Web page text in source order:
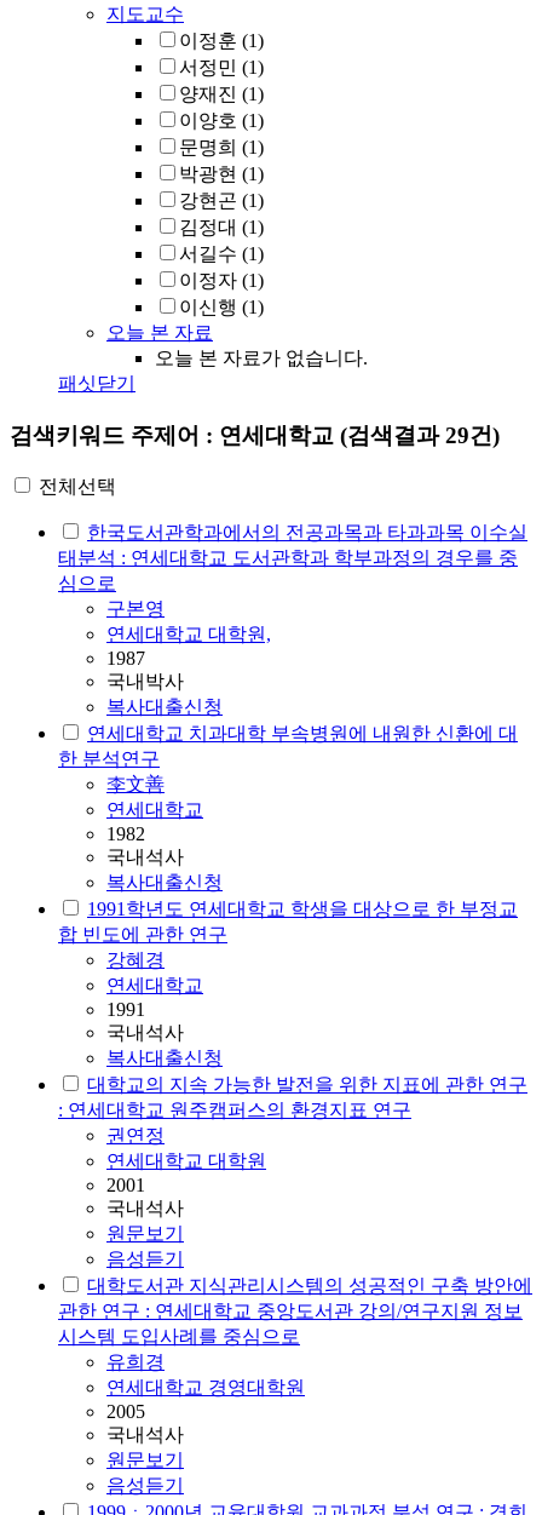
지도교수
이정훈 (1)
서정민 (1)
양재진 (1)
이양호 (1)
문명희 (1)
박광현 (1)
강현곤 (1)
김정대 (1)
서길수 (1)
이정자 (1)
이신행 (1)
오늘 본 자료
오늘 본 자료가 없습니다.
패싯닫기
검색키워드 주제어 : 연세대학교 (검색결과 29건)
전체선택
한국도서관학과에서의 전공과목과 타과과목 이수실
태분석 : 연세대학교 도서관학과 학부과정의 경우를 중
심으로
구본영
연세대학교 대학원,
1987
국내박사
복사대출신청
연세대학교 치과대학 부속병원에 내원한 신환에 대
한 분석연구
李文善
연세대학교
1982
국내석사
복사대출신청
1991학년도 연세대학교 학생을 대상으로 한 부정교
합 빈도에 관한 연구
강혜경
연세대학교
1991
국내석사
복사대출신청
대학교의 지속 가능한 발전을 위한 지표에 관한 연구
: 연세대학교 원주캠퍼스의 환경지표 연구
권연정
연세대학교 대학원
2001
국내석사
원문보기
음성듣기
대학도서관 지식관리시스템의 성공적인 구축 방안에
관한 연구 : 연세대학교 중앙도서관 강의/연구지원 정보
시스템 도입사례를 중심으로
유희경
연세대학교 경영대학원
2005
국내석사
원문보기
음성듣기